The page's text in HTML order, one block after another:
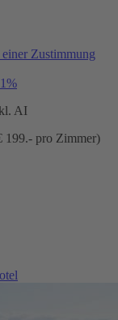
Zustimmung
AI
199.- pro Zimmer)